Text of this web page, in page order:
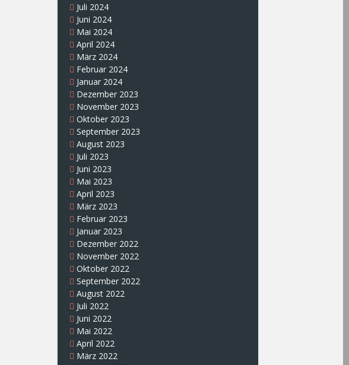
Juli 2024
Juni 2024
Mai 2024
April 2024
März 2024
Februar 2024
Januar 2024
Dezember 2023
November 2023
Oktober 2023
September 2023
August 2023
Juli 2023
Juni 2023
Mai 2023
April 2023
März 2023
Februar 2023
Januar 2023
Dezember 2022
November 2022
Oktober 2022
September 2022
August 2022
Juli 2022
Juni 2022
Mai 2022
April 2022
März 2022